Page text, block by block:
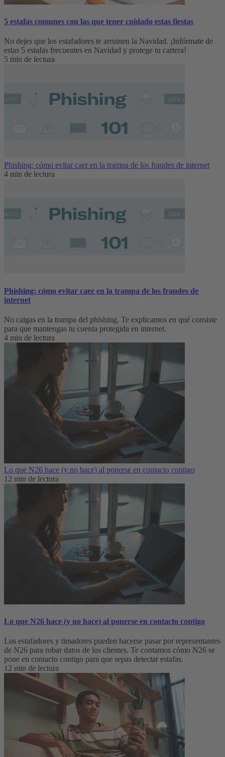
5 estafas comunes con las que tener cuidado estas fiestas
No dejes que los estafadores te arruinen la Navidad. ¡Infórmate de
estas 5 estafas frecuentes en Navidad y protege tu cartera!
5 min de lectura
Phishing: cómo evitar caer en la trampa de los fraudes de internet
4 min de lectura
Phishing: cómo evitar caer en la trampa de los fraudes de
internet
No caigas en la trampa del phishing. Te explicamos en qué consiste
para que mantengas tu cuenta protegida en internet.
4 min de lectura
Lo que N26 hace (y no hace) al ponerse en contacto contigo
12 min de lectura
Lo que N26 hace (y no hace) al ponerse en contacto contigo
Los estafadores y timadores pueden hacerse pasar por representantes
de N26 para robar datos de los clientes. Te contamos cómo N26 se
pone en contacto contigo para que sepas detectar estafas.
12 min de lectura